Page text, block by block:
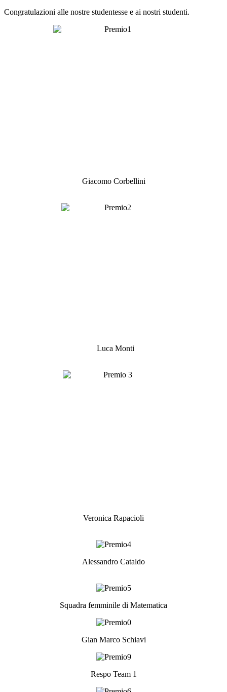
Congratulazioni alle nostre studentesse e ai nostri studenti.
Giacomo Corbellini
Luca Monti
Veronica Rapacioli
Alessandro Cataldo
Squadra femminile di Matematica
Gian Marco Schiavi
Respo Team 1